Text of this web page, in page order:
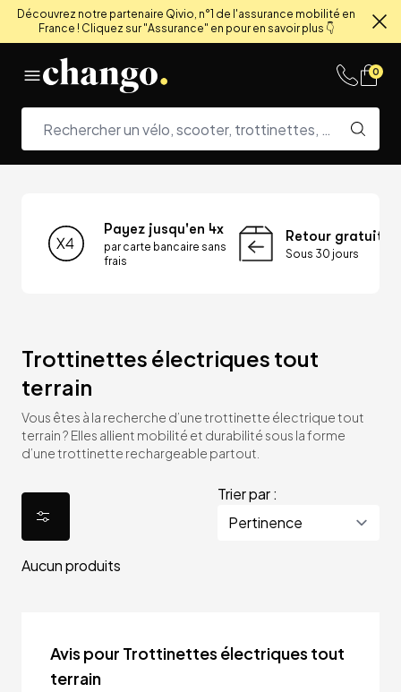
Découvrez notre partenaire Qivio, n°1 de l'assurance mobilité en
France ! Cliquez sur "Assurance" en pour en savoir plus 👇
0
Payez jusqu'en 4x
par carte bancaire sans
frais
Retour gratuit
Sous 30 jours
Trottinettes électriques tout
terrain
Vous êtes à la recherche d’une trottinette électrique tout
terrain ? Elles allient mobilité et durabilité sous la forme
d’une trottinette rechargeable partout.
Trier par :
Aucun produits
Avis pour Trottinettes électriques tout
terrain